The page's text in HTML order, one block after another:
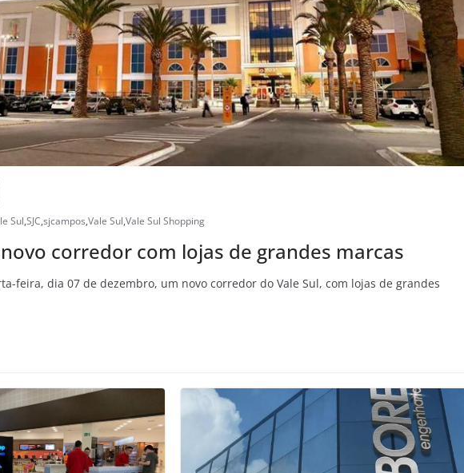
Sul,SJC,sjcampos,Vale Sul,Vale Sul Shopping
corredor com lojas de grandes marcas
feira, dia 07 de dezembro, um novo corredor do Vale Sul, com lojas de grandes